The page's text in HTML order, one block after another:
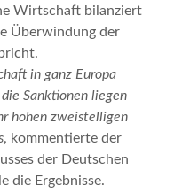
Wirtschaft bilanziert
Überwindung der
in ganz Europa
Sanktionen liegen
hohen zweistelligen
, kommentierte der
der Deutschen
die Ergebnisse.